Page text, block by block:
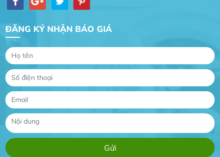
ĐĂNG KÝ NHẬN BÁO GIÁ
Gia Đình chúng tôi rất hài lòng dịch vụ tại
Dự án nhà phố đẹp lên nhờ đội thợ điện từ dịch
Dịch vụ MoTor